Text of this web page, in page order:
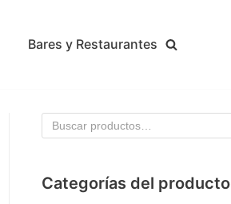
Bares y Restaurantes
Categorías del producto